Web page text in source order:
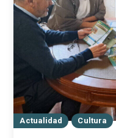
Actualidad Cultura